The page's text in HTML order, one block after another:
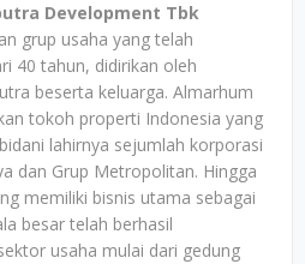
Development Tbk
grup usaha yang telah
40 tahun, didirikan oleh
beserta keluarga. Almarhum
tokoh properti Indonesia yang
lahirnya sejumlah korporasi
dan Grup Metropolitan. Hingga
memiliki bisnis utama sebagai
besar telah berhasil
usaha mulai dari gedung